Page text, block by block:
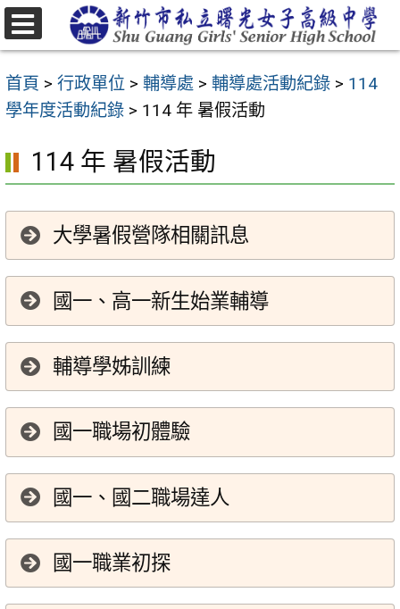
跳
至
要
內
區
首頁 > 行政單位 > 輔導處 > 輔導處活動紀錄 > 114
學年度活動紀錄 > 114 年 暑假活動
114 年 暑假活動
大學暑假營隊相關訊息
國一、高一新生始業輔導
輔導學姊訓練
國一職場初體驗
國一、國二職場達人
國一職業初探
選
單